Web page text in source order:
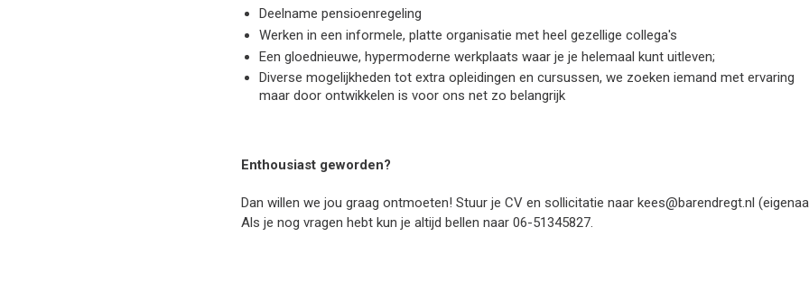
Deelname pensioenregeling
Werken in een informele, platte organisatie met heel gezellige collega's
Een gloednieuwe, hypermoderne werkplaats waar je je helemaal kunt uitleven;
Diverse mogelijkheden tot extra opleidingen en cursussen, we zoeken iemand met ervaring
maar door ontwikkelen is voor ons net zo belangrijk
Enthousiast geworden?
Dan willen we jou graag ontmoeten! Stuur je CV en sollicitatie naar kees@barendregt.nl
Als je nog vragen hebt kun je altijd bellen naar 06-51345827.